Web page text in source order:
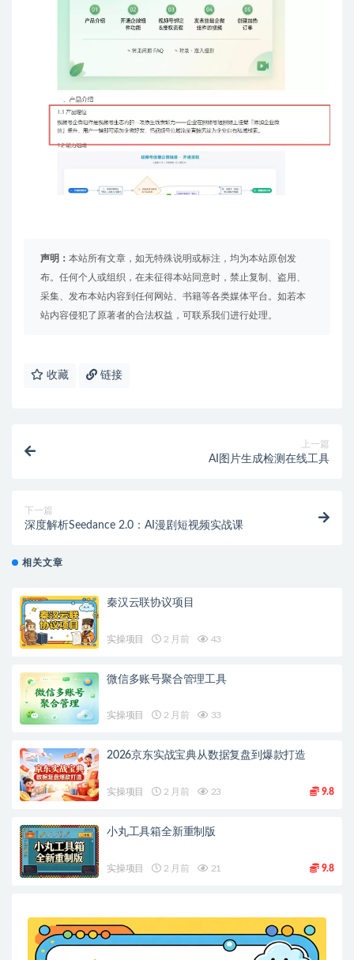
声明： 本站所有文章，如无特殊说明或标注，均为本站原创发
布。任何个人或组织，在未征得本站同意时，禁止复制、盗用、
采集、发布本站内容到任何网站、书籍等各类媒体平台。如若本
站内容侵犯了原著者的合法权益，可联系我们进行处理。
收藏 链接
上一篇
AI图片生成检测在线工具
下一篇
深度解析Seedance 2.0：AI漫剧短视频实战课
相关文章
秦汉云联协议项目
实操项目 2 月前 43
微信多账号聚合管理工具
实操项目 2 月前 33
2026京东实战宝典从数据复盘到爆款打造
实操项目 2 月前 23 9.8
小丸工具箱全新重制版
实操项目 2 月前 21 9.8